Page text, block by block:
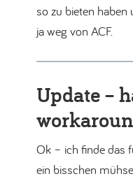
so zu bieten
ja weg von ACF.
Update –
Ok – ich finde das
ein bisschen